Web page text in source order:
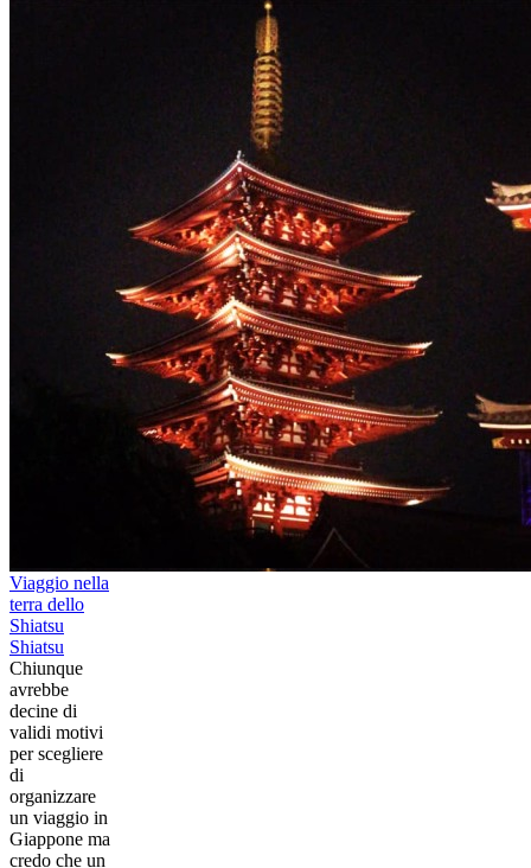
Viaggio nella
terra dello
Shiatsu
Shiatsu
Chiunque
avrebbe
decine di
validi motivi
per scegliere
di
organizzare
un viaggio in
Giappone ma
credo che un